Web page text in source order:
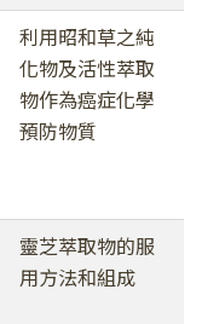
利用昭和草之純
化物及活性萃取
物作為癌症化學
預防物質
靈芝萃取物的服
用方法和組成